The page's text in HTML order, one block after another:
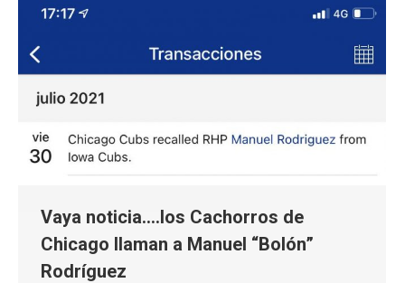
Vaya noticia….los Cachorros de
Chicago llaman a Manuel “Bolón”
Rodríguez